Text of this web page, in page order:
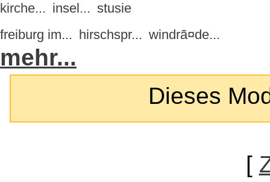
kirche... insel... stusie
freiburg im... hirschspr... windrã¤de...
mehr...
Dieses
[